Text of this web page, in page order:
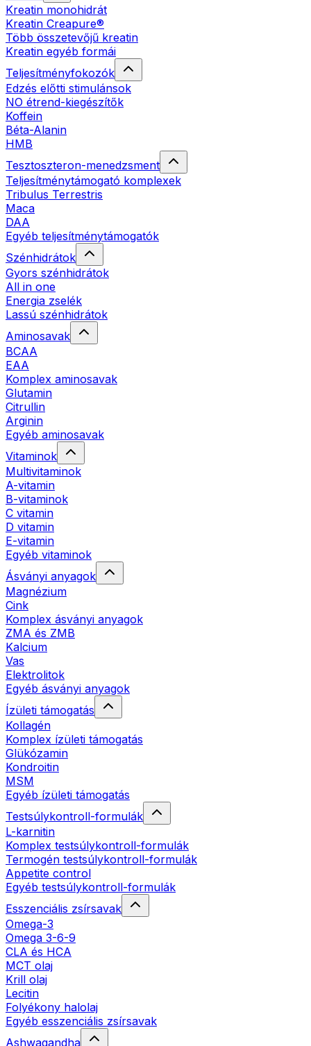
Kreatin monohidrát
Kreatin Creapure®
Több összetevőjű kreatin
Kreatin egyéb formái
Teljesítményfokozók
Edzés előtti stimulánsok
NO étrend-kiegészítők
Koffein
Béta-Alanin
HMB
Tesztoszteron-menedzsment
Teljesítménytámogató komplexek
Tribulus Terrestris
Maca
DAA
Egyéb teljesítménytámogatók
Szénhidrátok
Gyors szénhidrátok
All in one
Energia zselék
Lassú szénhidrátok
Aminosavak
BCAA
EAA
Komplex aminosavak
Glutamin
Citrullin
Arginin
Egyéb aminosavak
Vitaminok
Multivitaminok
A-vitamin
B-vitaminok
C vitamin
D vitamin
E-vitamin
Egyéb vitaminok
Ásványi anyagok
Magnézium
Cink
Komplex ásványi anyagok
ZMA és ZMB
Kalcium
Vas
Elektrolitok
Egyéb ásványi anyagok
Ízületi támogatás
Kollagén
Komplex ízületi támogatás
Glükózamin
Kondroitin
MSM
Egyéb ízületi támogatás
Testsúlykontroll-formulák
L-karnitin
Komplex testsúlykontroll-formulák
Termogén testsúlykontroll-formulák
Appetite control
Egyéb testsúlykontroll-formulák
Esszenciális zsírsavak
Omega-3
Omega 3-6-9
CLA és HCA
MCT olaj
Krill olaj
Lecitin
Folyékony halolaj
Egyéb esszenciális zsírsavak
Ashwagandha